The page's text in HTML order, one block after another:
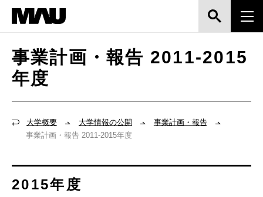
大学概要 大学情報の公開
事業計画・報告
事業計画・報告 2011-2015年度
事業計画・報告 2011-2015
年度
2015年度